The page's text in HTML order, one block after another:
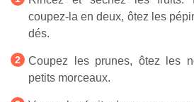
coupez-la en deux, ôtez les
dés.
Coupez les prunes, ôtez les
petits morceaux.